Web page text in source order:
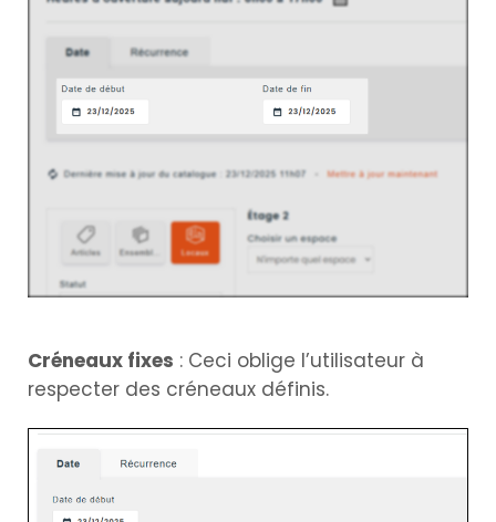
Créneaux fixes : Ceci oblige l’utilisateur à
respecter des créneaux définis.